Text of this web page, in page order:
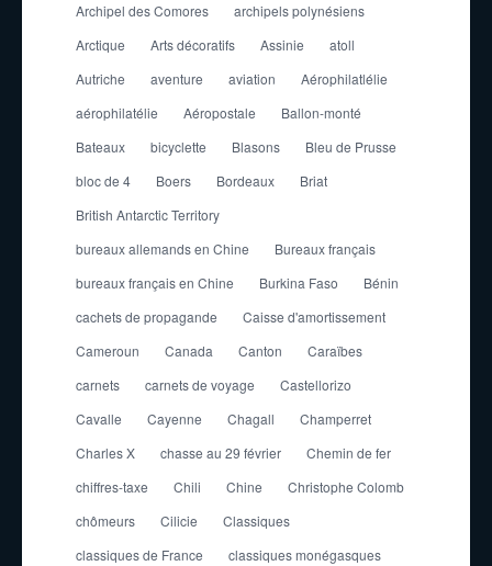
Archipel des Comores
archipels polynésiens
Arctique
Arts décoratifs Assinie
atoll
Autriche
aventure aviation
Aérophilatlélie
aérophilatélie
Aéropostale
Ballon-monté
Bateaux
bicyclette Blasons
Bleu de Prusse
bloc de 4
Boers Bordeaux
Briat
British Antarctic Territory
bureaux allemands en Chine
Bureaux français
bureaux français en Chine
Burkina Faso
Bénin
cachets de propagande
Caisse d'amortissement
Cameroun
Canada Canton
Caraïbes
carnets
carnets de voyage
Castellorizo
Cavalle
Cayenne Chagall
Champerret
Charles X
chasse au 29 février
Chemin de fer
chiffres-taxe
Chili Chine
Christophe Colomb
chômeurs
Cilicie
Classiques
classiques de France
classiques monégasques